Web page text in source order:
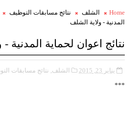
Home الشلف نتائج مسابقات التوظيف
المدنية - ولاية الشلف
نتائج اعوان لحماية المدنية
يناير 23, 2015 الشلف, نتائج مسابقات
***